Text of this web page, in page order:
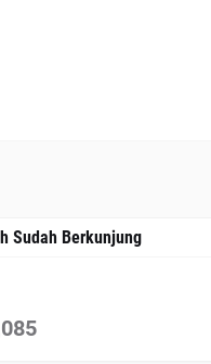
Sudah Berkunjung